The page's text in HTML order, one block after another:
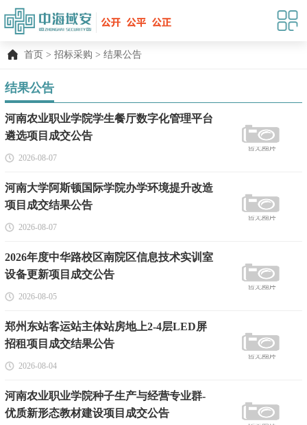
首页 >招标采购 >结果公告
结果公告
河南农业职业学院学生餐厅数字化管理平台
遴选项目成交公告
2026-08-07
河南大学阿斯顿国际学院办学环境提升改造
项目成交结果公告
2026-08-07
2026年度中华路校区南院区信息技术实训室
设备更新项目成交公告
2026-08-05
郑州东站客运站主体站房地上2-4层LED屏
招租项目成交结果公告
2026-08-04
河南农业职业学院种子生产与经营专业群-
优质新形态教材建设项目成交公告